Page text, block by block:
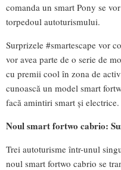
comanda un smart Pony se
torpedoul autoturismului.
Surprizele #smartescape vor
vor avea parte de o serie de
cu premii cool în zona de
cunoască un model smart
facă amintiri smart și electrice.
Noul smart fortwo cabrio:
Trei autoturisme într-unul
noul smart fortwo cabrio se